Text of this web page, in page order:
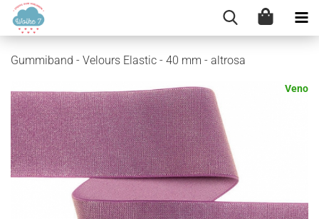
Gummiband - Velours Elastic - 40 mm - altrosa
Veno